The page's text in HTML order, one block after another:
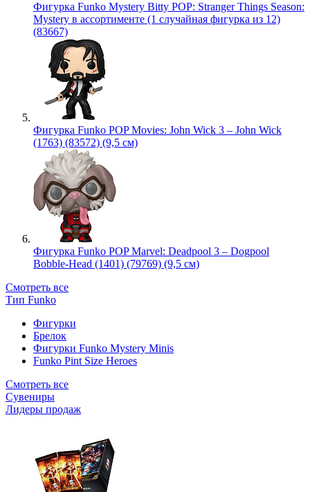
Фигурка Funko Mystery Bitty POP: Stranger Things Season:
Mystery в ассортименте (1 случайная фигурка из 12)
(83667)
Фигурка Funko POP Movies: John Wick 3 – John Wick
(1763) (83572) (9,5 см)
Фигурка Funko POP Marvel: Deadpool 3 – Dogpool
Bobble-Head (1401) (79769) (9,5 см)
Смотреть все
Тип Funko
Фигурки
Брелок
Фигурки Funko Mystery Minis
Funko Pint Size Heroes
Смотреть все
Сувениры
Лидеры продаж